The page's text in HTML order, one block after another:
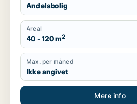
Andelsbolig
Areal
40 - 120 m2
Max. per måned
Ikke angivet
Mere info